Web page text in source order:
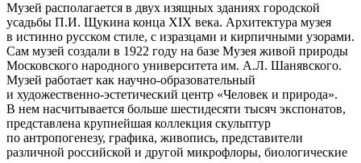
Музей располагается в двух изящных зданиях городской
усадьбы П.И. Щукина конца XIX века. Архитектура музея
в истинно русском стиле, с изразцами и кирпичными узорами.
Сам музей создали в 1922 году на базе Музея живой природы
Московского народного университета им. А.Л. Шанявского.
Музей работает как научно-образовательный
и художественно-эстетический центр «Человек и природа».
В нем насчитывается больше шестидесяти тысяч экспонатов,
представлена крупнейшая коллекция скульптур
по антропогенезу, графика, живопись, представители
различной российской и другой микрофлоры, биологические